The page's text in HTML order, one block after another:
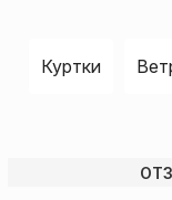
Куртки